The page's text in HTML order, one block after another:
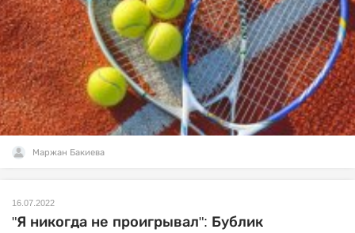
Маржан Бакиева
16.07.2022
"Я никогда не проигрывал": Бублик